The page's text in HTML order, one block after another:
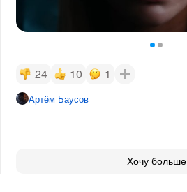
24 10 1
Артём Баусов
Хочу больше